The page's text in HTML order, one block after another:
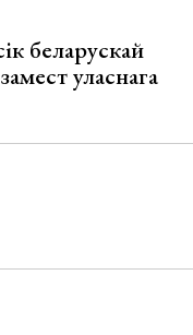
беларускай
уласнага